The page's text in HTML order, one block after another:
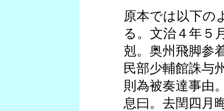
原本では以下の
る。文治４年５
剋。奥州飛脚参
民部少輔館誅与
則為被奏達事由
息曰。去閏四月